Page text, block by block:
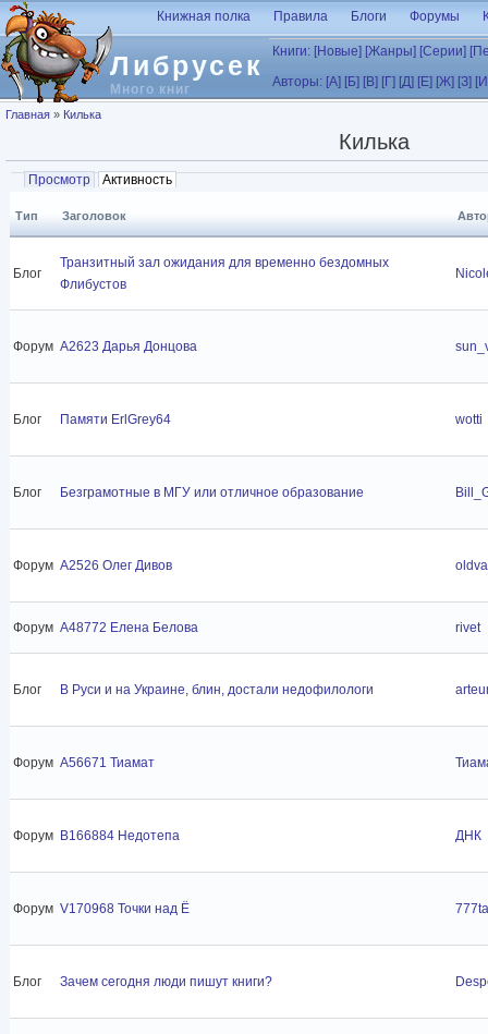
Перейти к основному содержанию
Либрусек
Много книг
Книжная полка Правила Блоги Форумы
Книги: [Новые] [Жанры] [Серии]
Авторы: [А] [Б] [В] [Г] [Д] [Е] [Ж] [З]
Вы здесь
Главная » Килька
Килька
Главные вкладки
Просмотр Активность
Тип Заголовок
Блог
Транзитный зал ожидания для временно бездомных
Флибустов
Форум A2623 Дарья Донцова
Блог Памяти ErlGrey64 wotti
Блог Безграмотные в МГУ или отличное образование
Форум A2526 Олег Дивов
Форум A48772 Елена Белова rivet
Блог В Руси и на Украине, блин, достали недофилологи
Форум A56671 Тиамат
Форум B166884 Недотепа ДНК
Форум V170968 Точки над Ё
Блог Зачем сегодня люди пишут книги?